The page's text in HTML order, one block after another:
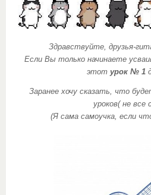
Здравствуйте, друзья-
Если Вы только начинаете
этот урок № 1
Заранее хочу сказать, что
уроков( не все
(Я сама самоучка, если